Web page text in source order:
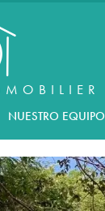
NUESTRO EQUIPO